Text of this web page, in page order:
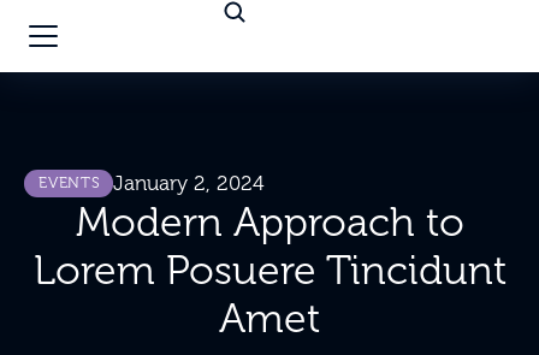
EVENTS January 2, 2024
Modern Approach to
Lorem Posuere Tincidunt
Amet